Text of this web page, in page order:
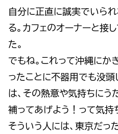
自分に正直に誠実でいら
る。カフェのオーナーと接
た。
でもね。これって沖縄にか
ったことに不器用でも没頭
は、その熱意や気持ちにう
補ってあげよう！って気持
そういう人には、東京だっ